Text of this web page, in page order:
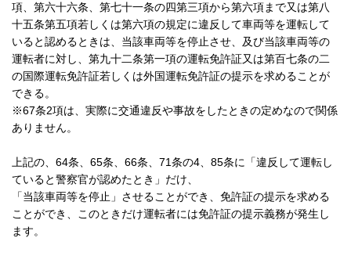
項、第六十六条、第七十一条の四第三項から第六項まで又は第八
十五条第五項若しくは第六項の規定に違反して車両等を運転して
いると認めるときは、当該車両等を停止させ、及び当該車両等の
運転者に対し、第九十二条第一項の運転免許証又は第百七条の二
の国際運転免許証若しくは外国運転免許証の提示を求めることが
できる。
※67条2項は、実際に交通違反や事故をしたときの定めなので関係
ありません。
上記の、64条、65条、66条、71条の4、85条に「違反して運転し
ていると警察官が認めたとき」だけ、
「当該車両等を停止」させることができ、免許証の提示を求める
ことができ、このときだけ運転者には免許証の提示義務が発生し
ます。